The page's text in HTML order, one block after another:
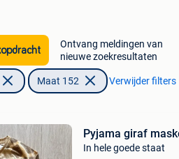
Ontvang meldingen van
nieuwe zoekresultaten
Maat 152 Verwijder filters
Pyjama giraf
In hele goede staat